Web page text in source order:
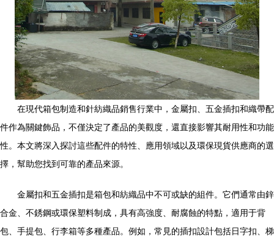
在現代箱包制造和針紡織品銷售行業中，金屬扣、五金插扣和織帶配
件作為關鍵飾品，不僅決定了產品的美觀度，還直接影響其耐用性和功能
性。本文將深入探討這些配件的特性、應用領域以及環保現貨供應商的選
擇，幫助您找到可靠的產品來源。
金屬扣和五金插扣是箱包和紡織品中不可或缺的組件。它們通常由鋅
合金、不銹鋼或環保塑料制成，具有高強度、耐腐蝕的特點，適用于背
包、手提包、行李箱等多種產品。例如，常見的插扣設計包括日字扣、梯